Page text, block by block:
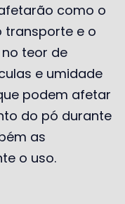
como o
transporte e o
teor de
e umidade
podem afetar
do pó durante
as
o uso.